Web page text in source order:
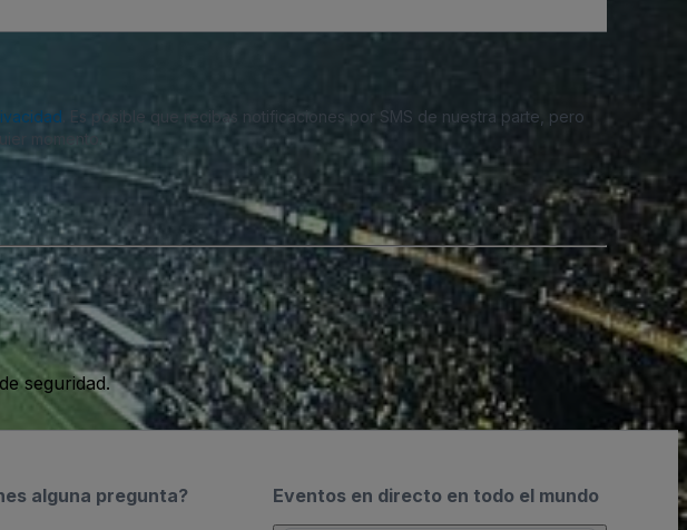
. Es posible que recibas notificaciones por SMS de nuestra parte, pero
momento.
seguridad.
Eventos en directo en todo el mundo
alguna pregunta?